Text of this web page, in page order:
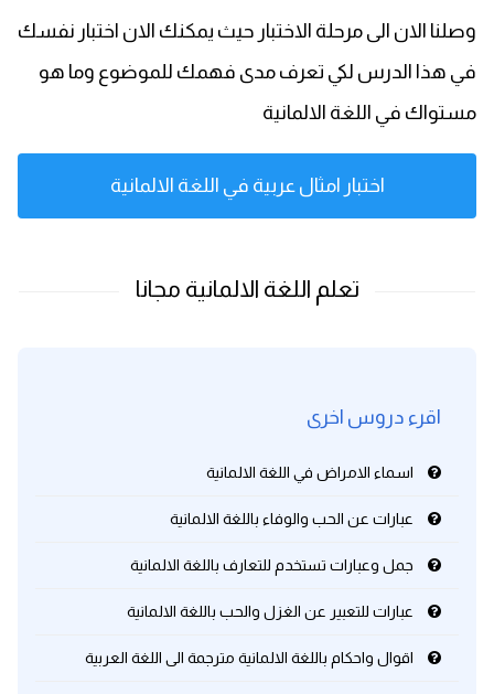
وصلنا الان الى مرحلة الاختبار حيث يمكنك الان اختبار نفسك
في هذا الدرس لكي تعرف مدى فهمك للموضوع وما هو
مستواك في اللغة الالمانية
اختبار امثال عربية في اللغة الالمانية
اقرء دروس اخرى
اسماء الامراض في اللغة الالمانية
عبارات عن الحب والوفاء باللغة الالمانية
جمل وعبارات تستخدم للتعارف باللغة الالمانية
عبارات للتعبير عن الغزل والحب باللغة الالمانية
اقوال واحكام باللغة الالمانية مترجمة الى اللغة العربية